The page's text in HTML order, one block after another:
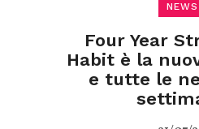
NEWS
Four Year
Habit è la
e tutte le